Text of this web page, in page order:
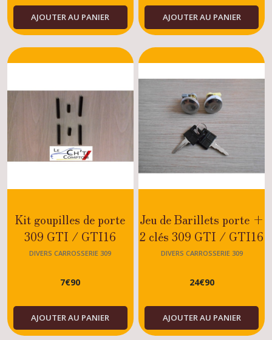
AJOUTER AU PANIER AJOUTER AU PANIER
Kit goupilles de porte
309 GTI / GTI16
DIVERS CARROSSERIE 309
7€90
AJOUTER AU PANIER
Jeu de Barillets porte +
2 clés 309 GTI / GTI16
DIVERS CARROSSERIE 309
24€90
AJOUTER AU PANIER
les
résultats